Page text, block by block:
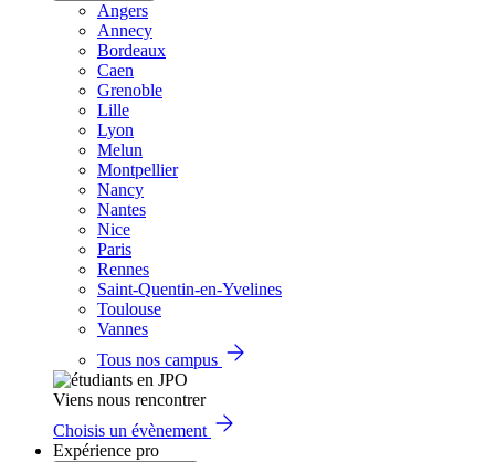
Angers
Annecy
Bordeaux
Caen
Grenoble
Lille
Lyon
Melun
Montpellier
Nancy
Nantes
Nice
Paris
Rennes
Saint-Quentin-en-Yvelines
Toulouse
Vannes
Tous nos campus
Viens nous rencontrer
Choisis un évènement
Expérience pro